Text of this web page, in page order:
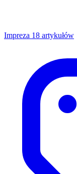
Impreza 18 artykułów